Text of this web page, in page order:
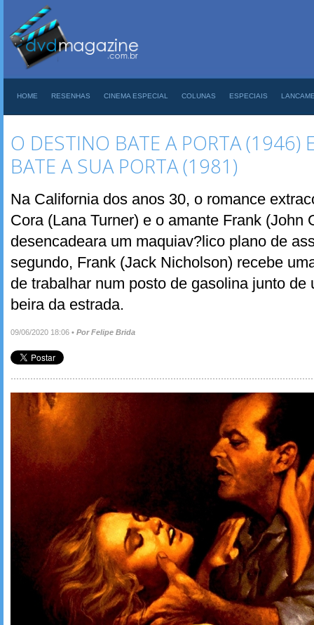
HOME RESENHAS CINEMA ESPECIAL COLUNAS ESPECIAIS
O DESTINO BATE A PORTA (1946)
BATE A SUA PORTA (1981)
Na California dos anos 30, o romance
Cora (Lana Turner) e o amante Frank (John
desencadeara um maquiav?lico plano de
segundo, Frank (Jack Nicholson) recebe
de trabalhar num posto de gasolina junto de
beira da estrada.
09/06/2020 18:06 • Por Felipe Brida